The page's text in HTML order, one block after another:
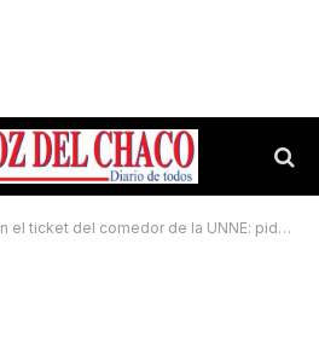
comedor de la UNNE: piden dar marcha atrás la medida